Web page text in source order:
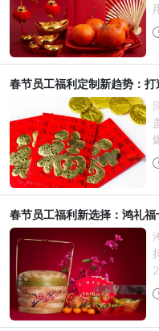
春节员工福利定制新趋势：
春节员工福利新选择：鸿礼